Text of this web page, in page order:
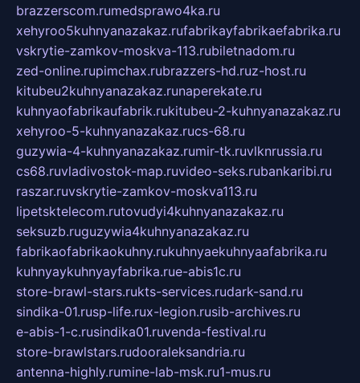
brazzerscom.rumedsprawo4ka.ru
xehyroo5kuhnyanazakaz.rufabrikayfabrikaefabrika.ru
vskrytie-zamkov-moskva-113.rubiletnadom.ru
zed-online.rupimchax.rubrazzers-hd.ruz-host.ru
kitubeu2kuhnyanazakaz.runaperekate.ru
kuhnyaofabrikaufabrik.rukitubeu-2-kuhnyanazakaz.ru
xehyroo-5-kuhnyanazakaz.rucs-68.ru
guzywia-4-kuhnyanazakaz.rumir-tk.ruvlknrussia.ru
cs68.ruvladivostok-map.ruvideo-seks.rubankaribi.ru
raszar.ruvskrytie-zamkov-moskva113.ru
lipetsktelecom.rutovudyi4kuhnyanazakaz.ru
seksuzb.ruguzywia4kuhnyanazakaz.ru
fabrikaofabrikaokuhny.rukuhnyaekuhnyaafabrika.ru
kuhnyaykuhnyayfabrika.rue-abis1c.ru
store-brawl-stars.rukts-services.rudark-sand.ru
sindika-01.rusp-life.rux-legion.rusib-archives.ru
e-abis-1-c.rusindika01.ruvenda-festival.ru
store-brawlstars.rudooraleksandria.ru
antenna-highly.rumine-lab-msk.ru1-mus.ru